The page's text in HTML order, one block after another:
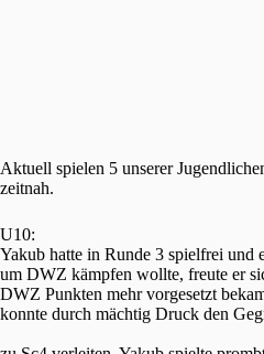
Aktuell spielen 5 unserer
zeitnah.
U10:
Yakub hatte in Runde 3 spielfrei und
um DWZ kämpfen wollte, freute er
DWZ Punkten mehr vorgesetzt
konnte durch mächtig Druck den